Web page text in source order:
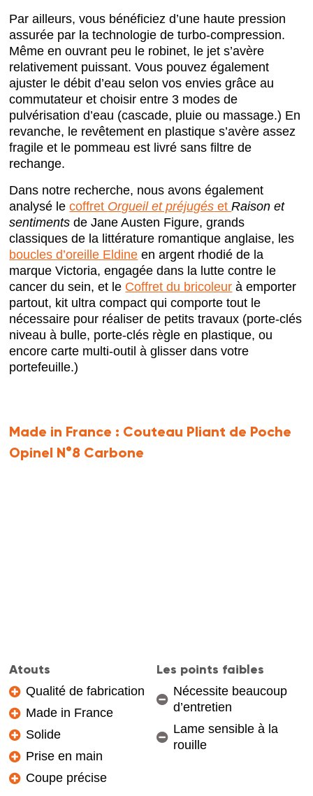
Par ailleurs, vous bénéficiez d’une haute pression
assurée par la technologie de turbo-compression.
Même en ouvrant peu le robinet, le jet s’avère
relativement puissant. Vous pouvez également
ajuster le débit d’eau selon vos envies grâce au
commutateur et choisir entre 3 modes de
pulvérisation d’eau (cascade, pluie ou massage.) En
revanche, le revêtement en plastique s’avère assez
fragile et le pommeau est livré sans filtre de
rechange.
Dans notre recherche, nous avons également
analysé lecoffret Orgueil et préjugés etRaison et
sentimentsde Jane Austen Figure, grands
classiques de la littérature romantique anglaise, les
boucles d’oreille Eldine en argent rhodié de la
marque Victoria, engagée dans la lutte contre le
cancer du sein, et le Coffret du bricoleur à emporter
partout, kit ultra compact qui comporte tout le
nécessaire pour réaliser de petits travaux (porte-clés
niveau à bulle, porte-clés règle en plastique, ou
encore carte multi-outil à glisser dans votre
portefeuille.)
Made in France : Couteau Pliant de Poche
Opinel N°8 Carbone
Atouts
Qualité de fabrication
Made in France
Solide
Prise en main
Coupe précise
Les points faibles
Nécessite beaucoup
d’entretien
Lame sensible à la
rouille